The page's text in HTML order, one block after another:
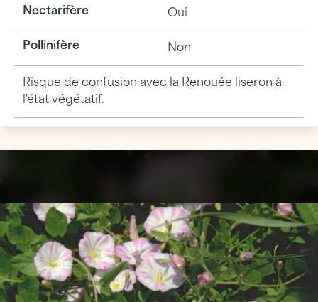
Nectarifère Oui
Pollinifère Non
Risque de confusion avec la Renouée liseron à
l'état végétatif.